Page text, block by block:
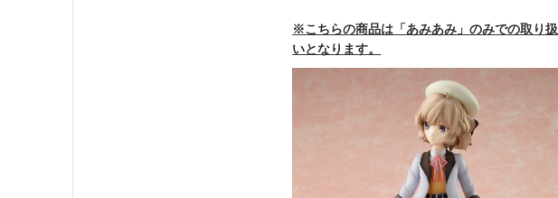
※こちらの商品は「あみあみ」のみでの取り扱
いとなります。